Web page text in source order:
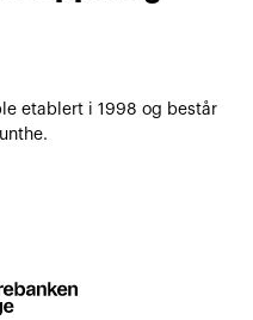
etablert i 1998 og består